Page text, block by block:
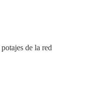
de la red